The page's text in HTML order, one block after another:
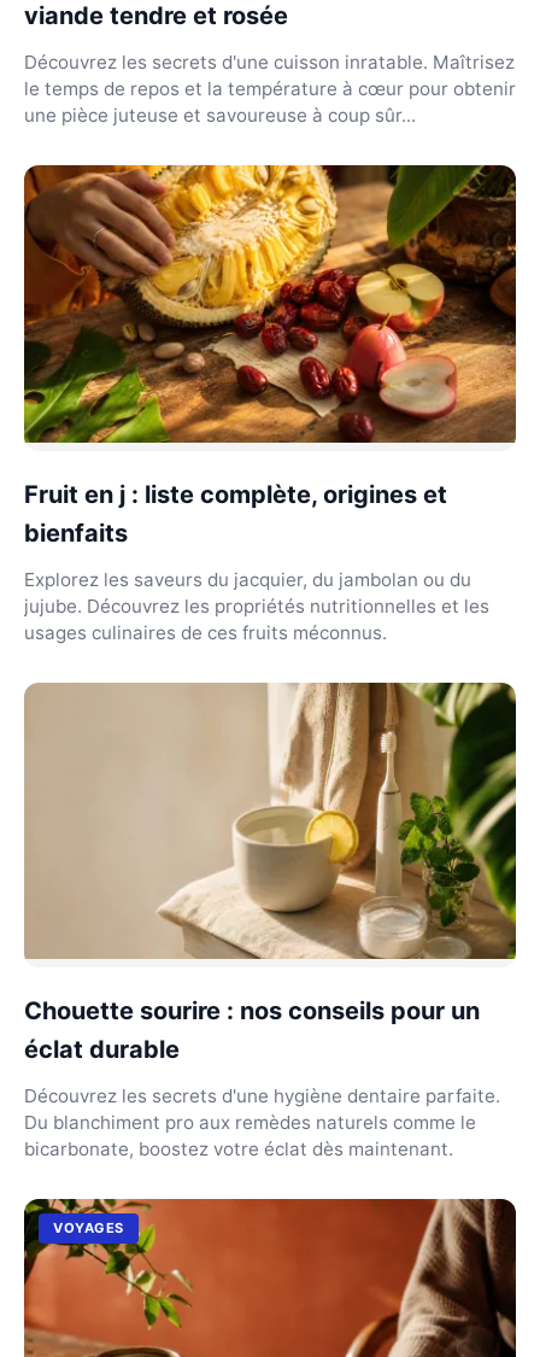
viande tendre et rosée
Découvrez les secrets d'une cuisson inratable. Maîtrisez
le temps de repos et la température à cœur pour obtenir
une pièce juteuse et savoureuse à coup sûr...
Fruit en j : liste complète, origines et
bienfaits
Explorez les saveurs du jacquier, du jambolan ou du
jujube. Découvrez les propriétés nutritionnelles et les
usages culinaires de ces fruits méconnus.
Chouette sourire : nos conseils pour un
éclat durable
Découvrez les secrets d'une hygiène dentaire parfaite.
Du blanchiment pro aux remèdes naturels comme le
bicarbonate, boostez votre éclat dès maintenant.
VOYAGES